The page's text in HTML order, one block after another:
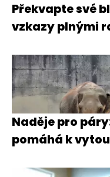
Překvapte své
vzkazy plnými
Naděje pro
pomáhá k